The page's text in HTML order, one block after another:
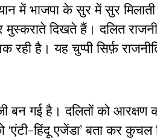
में भाजपा के सुर में सुर
मुस्कराते दिखते हैं। दलित
है। यह चुप्पी सिर्फ़
बन गई है। दलितों को आरक्षण
हिंदू एजेंडा’ बता कर कुचल